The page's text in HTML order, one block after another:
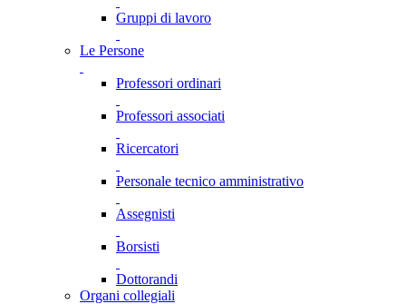
Gruppi di lavoro
Le Persone
Professori ordinari
Professori associati
Ricercatori
Personale tecnico amministrativo
Assegnisti
Borsisti
Dottorandi
Organi collegiali